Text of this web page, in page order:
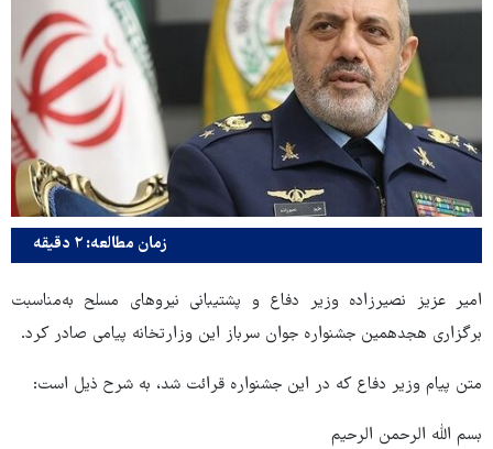
زمان مطالعه: ۲ دقیقه
امیر عزیز نصیرزاده وزیر دفاع و پشتیبانی نیروهای مسلح به‌مناسبت
برگزاری هجدهمین جشنواره جوان سرباز این وزارتخانه پیامی صادر کرد.
متن پیام وزیر دفاع که در این جشنواره قرائت شد، به شرح ذیل است:
بسم الله الرحمن الرحیم